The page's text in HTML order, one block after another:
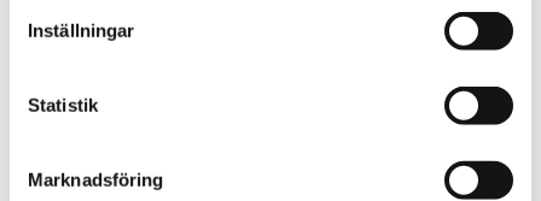
Inställningar
Statistik
Marknadsföring
603663